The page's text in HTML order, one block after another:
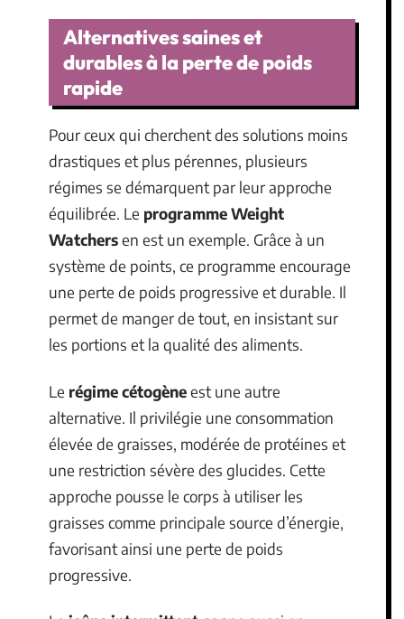
Alternatives saines et
durables à la perte de poids
rapide
Pour ceux qui cherchent des solutions moins
drastiques et plus pérennes, plusieurs
régimes se démarquent par leur approche
équilibrée. Le programme Weight
Watchersen est un exemple. Grâce à un
système de points, ce programme encourage
une perte de poids progressive et durable. Il
permet de manger de tout, en insistant sur
les portions et la qualité des aliments.
Le régime cétogèneest une autre
alternative. Il privilégie une consommation
élevée de graisses, modérée de protéines et
une restriction sévère des glucides. Cette
approche pousse le corps à utiliser les
graisses comme principale source d’énergie,
favorisant ainsi une perte de poids
progressive.